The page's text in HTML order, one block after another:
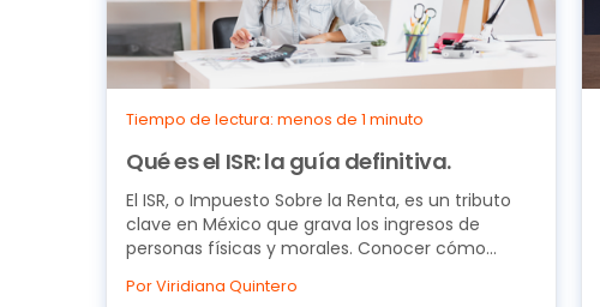
Tiempo de lectura: menos de 1 minuto
Qué es el ISR: la guía definitiva.
El ISR, o Impuesto Sobre la Renta, es un tributo
clave en México que grava los ingresos de
personas físicas y morales. Conocer cómo
Por Viridiana Quintero